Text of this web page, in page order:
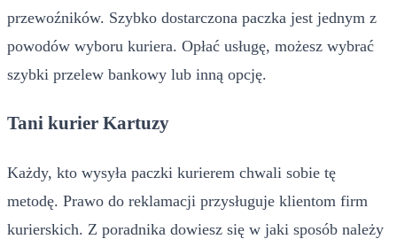
przewoźników. Szybko dostarczona paczka jest jednym z
powodów wyboru kuriera. Opłać usługę, możesz wybrać
szybki przelew bankowy lub inną opcję.
Tani kurier Kartuzy
Każdy, kto wysyła paczki kurierem chwali sobie tę
metodę. Prawo do reklamacji przysługuje klientom firm
kurierskich. Z poradnika dowiesz się w jaki sposób należy